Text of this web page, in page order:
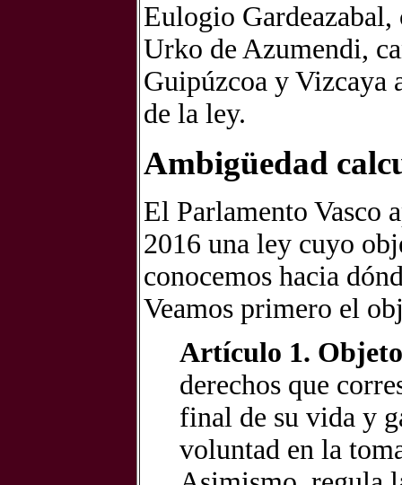
Eulogio
Urko de Azumendi,
Guipúzcoa y Vizcaya
de la ley.
Ambigüedad
El Parlamento Vasco
2016 una ley cuyo
conocemos hacia
Veamos primero el
Artículo 1. Objeto
derechos que
final de su vida y
voluntad en la